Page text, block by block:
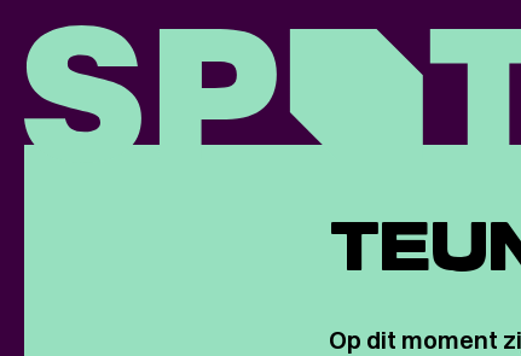
Op dit moment